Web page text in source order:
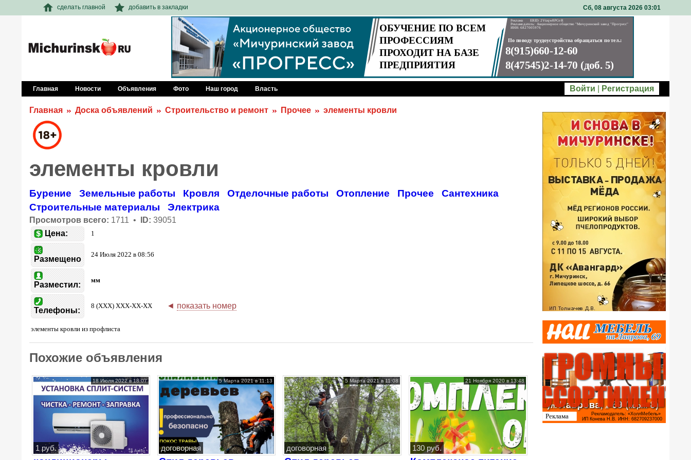
сделать главной добавить в закладки Сб, 08 августа 2026 03:01
Главная Новости Объявления Фото Наш город Власть Войти Регистрация
Главная Доска объявлений Строительство и ремонт Прочее элементы кровли
элементы кровли
Бурение Земельные работы Кровля Отделочные работы Отопление Прочее
Сантехника
Строительные материалы
Электрика
Просмотров всего: 1711 • ID: 39051
Цена:
1
Размещено
24 Июля 2022 в 08:56
Разместил:
мм
Телефоны:
8 (XXX) XXX-XX-XX ◄ показать номер
элементы кровли из профлиста
Похожие объявления
18 Июля 2022 в 18:07
1 руб.
5 Марта 2021 в 11:13
договорная
5 Марта 2021 в 11:08
договорная
21 Ноября 2020 в 13:48
130 руб.